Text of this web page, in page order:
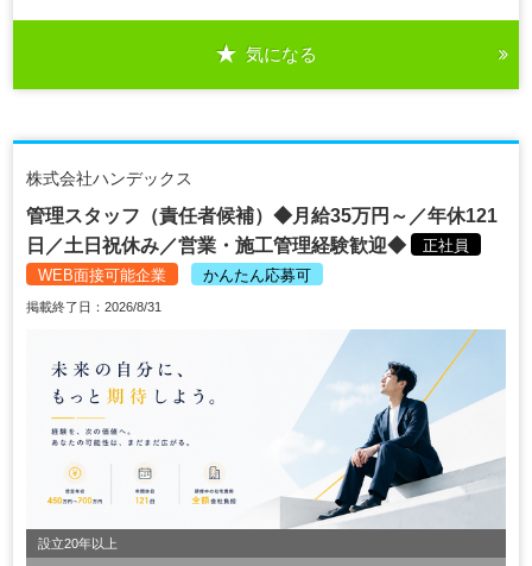
気になる
株式会社ハンデックス
管理スタッフ（責任者候補）◆月給35万円～／年休121
日／土日祝休み／営業・施工管理経験歓迎◆
正社員
WEB面接可能企業
かんたん応募可
掲載終了日：2026/8/31
設立20年以上